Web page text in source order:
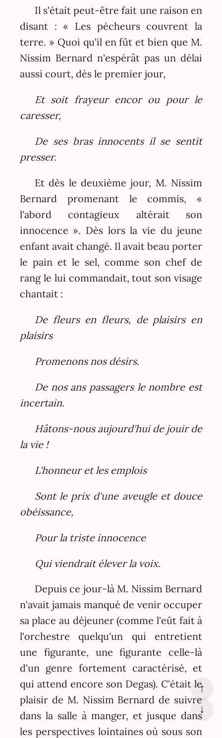
Il s'était peut-être fait une raison en
disant : « Les pécheurs couvrent la
terre. » Quoi qu'il en fût et bien que M.
Nissim Bernard n'espérât pas un délai
aussi court, dès le premier jour,
Et soit frayeur encor ou pour le
caresser,
De ses bras innocents il se sentit
presser.
Et dès le deuxième jour, M. Nissim
Bernard promenant le commis, «
l'abord contagieux altérait son
innocence ». Dès lors la vie du jeune
enfant avait changé. Il avait beau porter
le pain et le sel, comme son chef de
rang le lui commandait, tout son visage
chantait :
De fleurs en fleurs, de plaisirs en
plaisirs
Promenons nos désirs.
De nos ans passagers le nombre est
incertain.
Hâtons-nous aujourd'hui de jouir de
la vie !
L'honneur et les emplois
Sont le prix d'une aveugle et douce
obéissance,
Pour la triste innocence
Qui viendrait élever la voix.
Depuis ce jour-là M. Nissim Bernard
n'avait jamais manqué de venir occuper
sa place au déjeuner (comme l'eût fait à
l'orchestre quelqu'un qui entretient
une figurante, une figurante celle-là
d'un genre fortement caractérisé, et
qui attend encore son Degas). C'était le
plaisir de M. Nissim Bernard de suivre
dans la salle à manger, et jusque dans
les perspectives lointaines où sous son
↑
↓